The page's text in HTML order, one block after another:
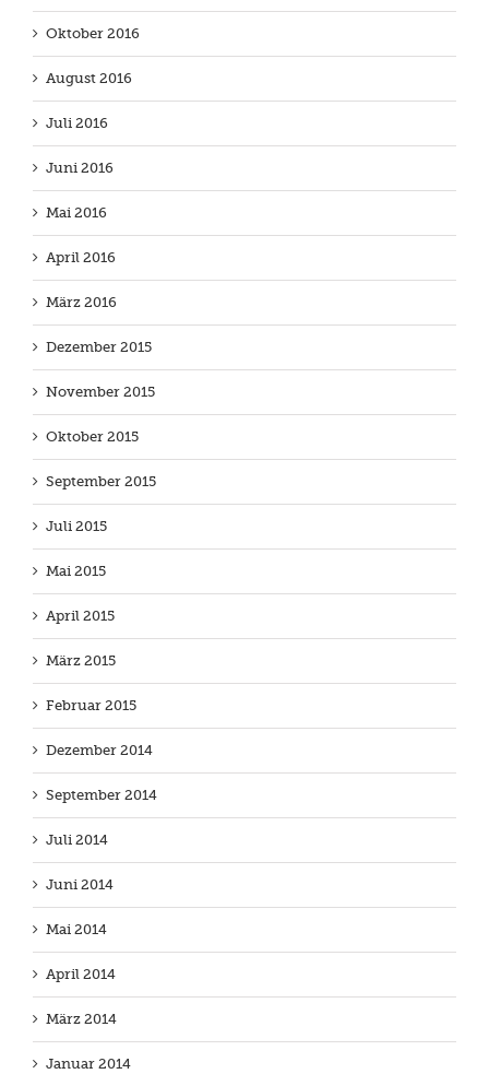
Oktober 2016
August 2016
Juli 2016
Juni 2016
Mai 2016
April 2016
März 2016
Dezember 2015
November 2015
Oktober 2015
September 2015
Juli 2015
Mai 2015
April 2015
März 2015
Februar 2015
Dezember 2014
September 2014
Juli 2014
Juni 2014
Mai 2014
April 2014
März 2014
Januar 2014